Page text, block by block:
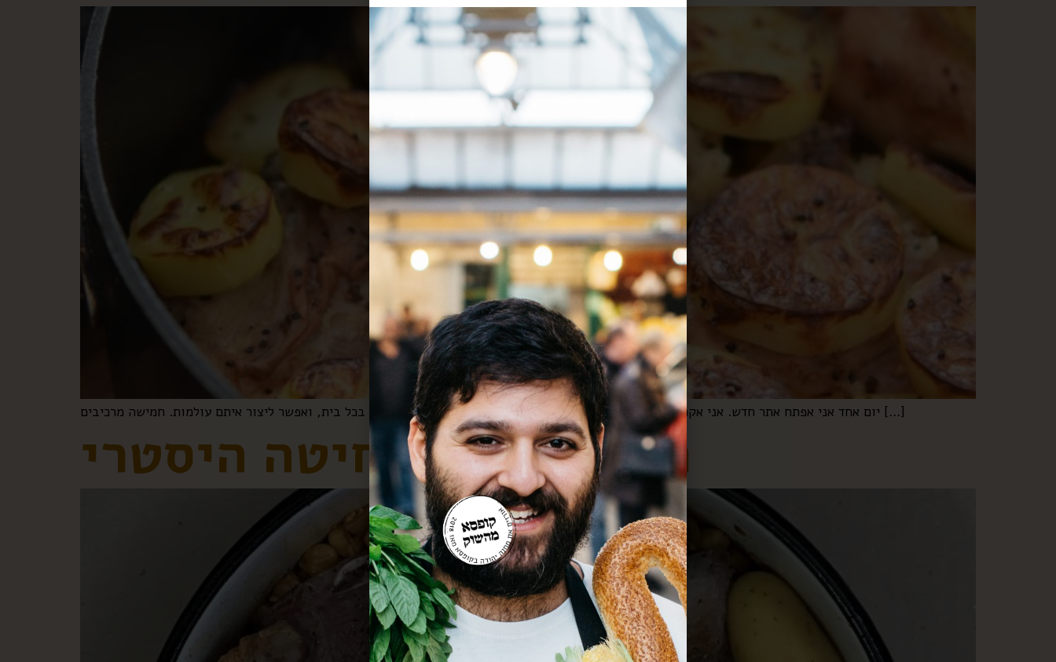
יום אחד אני אפתח אתר חדש. אני אקרא לו “עוף, תפו”א, מלח, פלפל. ובצל” חמישה מרכיבים שיש בכל בית, ואפשר ליצור איתם עולמות. חמישה מרכיבים […]
חמין אסאדו וחיטה היסטרי